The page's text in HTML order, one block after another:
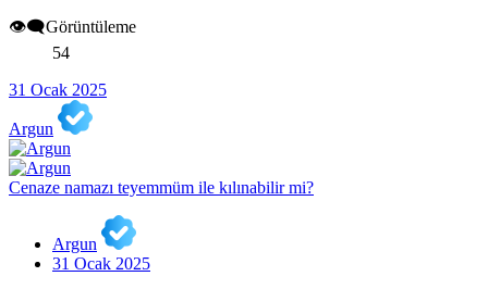
👁️‍🗨️Görüntüleme
54
31 Ocak 2025
Argun
Cenaze namazı teyemmüm ile kılınabilir mi?
Argun
31 Ocak 2025